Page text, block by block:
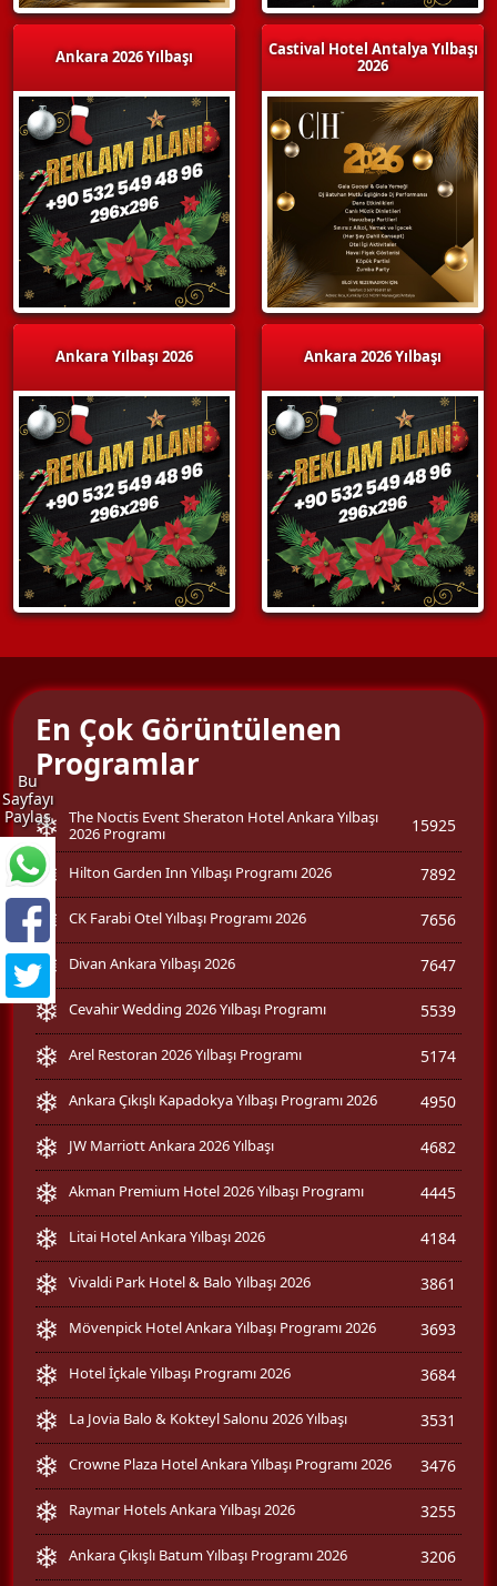
Ankara 2026 Yılbaşı
Ankara Yılbaşı 2026
Castival Hotel Antalya Yılbaşı
2026
Ankara 2026 Yılbaşı
Bu
Sayfayı
Paylaş
En Çok Görüntülenen
Programlar
The Noctis Event Sheraton Hotel Ankara Yılbaşı
2026 Programı
15925
Hilton Garden Inn Yılbaşı Programı 2026 7892
CK Farabi Otel Yılbaşı Programı 2026 7656
Divan Ankara Yılbaşı 2026 7647
Cevahir Wedding 2026 Yılbaşı Programı 5539
Arel Restoran 2026 Yılbaşı Programı 5174
Ankara Çıkışlı Kapadokya Yılbaşı Programı 2026 4950
JW Marriott Ankara 2026 Yılbaşı 4682
Akman Premium Hotel 2026 Yılbaşı Programı 4445
Litai Hotel Ankara Yılbaşı 2026 4184
Vivaldi Park Hotel & Balo Yılbaşı 2026 3861
Mövenpick Hotel Ankara Yılbaşı Programı 2026 3693
Hotel İçkale Yılbaşı Programı 2026 3684
La Jovia Balo & Kokteyl Salonu 2026 Yılbaşı 3531
Crowne Plaza Hotel Ankara Yılbaşı Programı 2026 3476
Raymar Hotels Ankara Yılbaşı 2026 3255
Ankara Çıkışlı Batum Yılbaşı Programı 2026 3206